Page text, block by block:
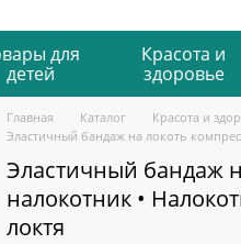
для
детей
Красота и
здоровье
Главная Каталог
Красота и
Эластичный бандаж на локоть
Эластичный бандаж
налокотник •
локтя